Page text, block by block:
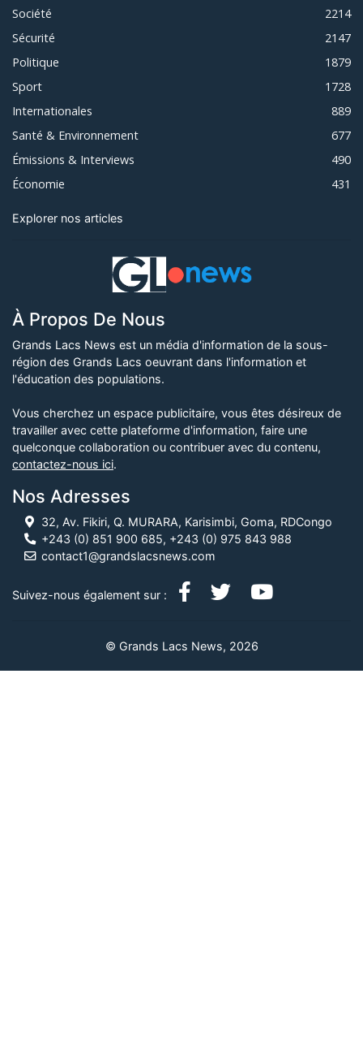
Société
2214
Sécurité
2147
Politique
1879
Sport
1728
Internationales
889
Santé & Environnement
677
Émissions & Interviews
490
Économie
431
Explorer nos articles
À Propos De Nous
Grands Lacs News est un média d'information de la sous-
région des Grands Lacs oeuvrant dans l'information et
l'éducation des populations.
Vous cherchez un espace publicitaire, vous êtes désireux de
travailler avec cette plateforme d'information, faire une
quelconque collaboration ou contribuer avec du contenu,
contactez-nous ici.
Nos Adresses
32, Av. Fikiri, Q. MURARA, Karisimbi, Goma, RDCongo
+243 (0) 851 900 685, +243 (0) 975 843 988
contact1@grandslacsnews.com
Suivez-nous également sur :
© Grands Lacs News, 2026